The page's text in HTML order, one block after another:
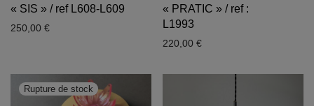
« SIS » / ref L608-L609
250,00 €
« PRATIC » / ref :
L1993
220,00 €